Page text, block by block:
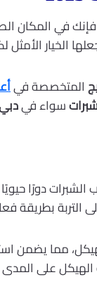
فإنك في المكان
الخيار
المتخصصة في
سواء في
الشبرات دورًا
بطريقة
مما يضمن
الهيكل على